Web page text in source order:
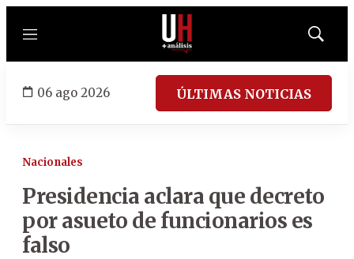
Menú
Mostrar
06 ago 2026 ÚLTIMAS NOTICIAS
Nacionales
Presidencia aclara que decreto
por asueto de funcionarios es
falso